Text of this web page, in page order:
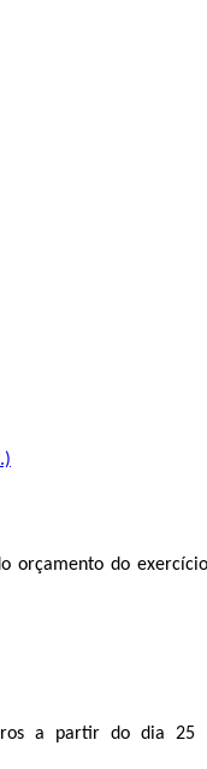
orçamento do
a partir do dia 25